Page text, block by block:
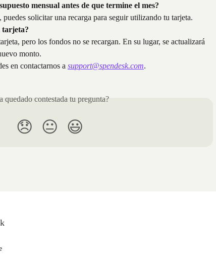
mensual antes de que termine el mes?
puedes solicitar una recarga para seguir utilizando tu tarjeta.
tarjeta?
pero los fondos no se recargan. En su lugar, se actualizará
monto.
en contactarnos a support@spendesk.com.
quedado contestada tu pregunta?
😞 😐 😃